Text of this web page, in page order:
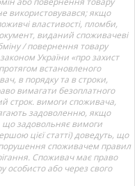
використовувався; якщо
властивості, пломби,
виданий споживачеві
/ повернення товару
України «про захист
встановленого
в порядку та в строки,
вимагати безоплатного
строк. вимоги споживача,
задоволенню, якщо
що задовольняє вимоги
цієї статті) доведуть, що
споживачем правил
Споживач має право
особисто або через свого